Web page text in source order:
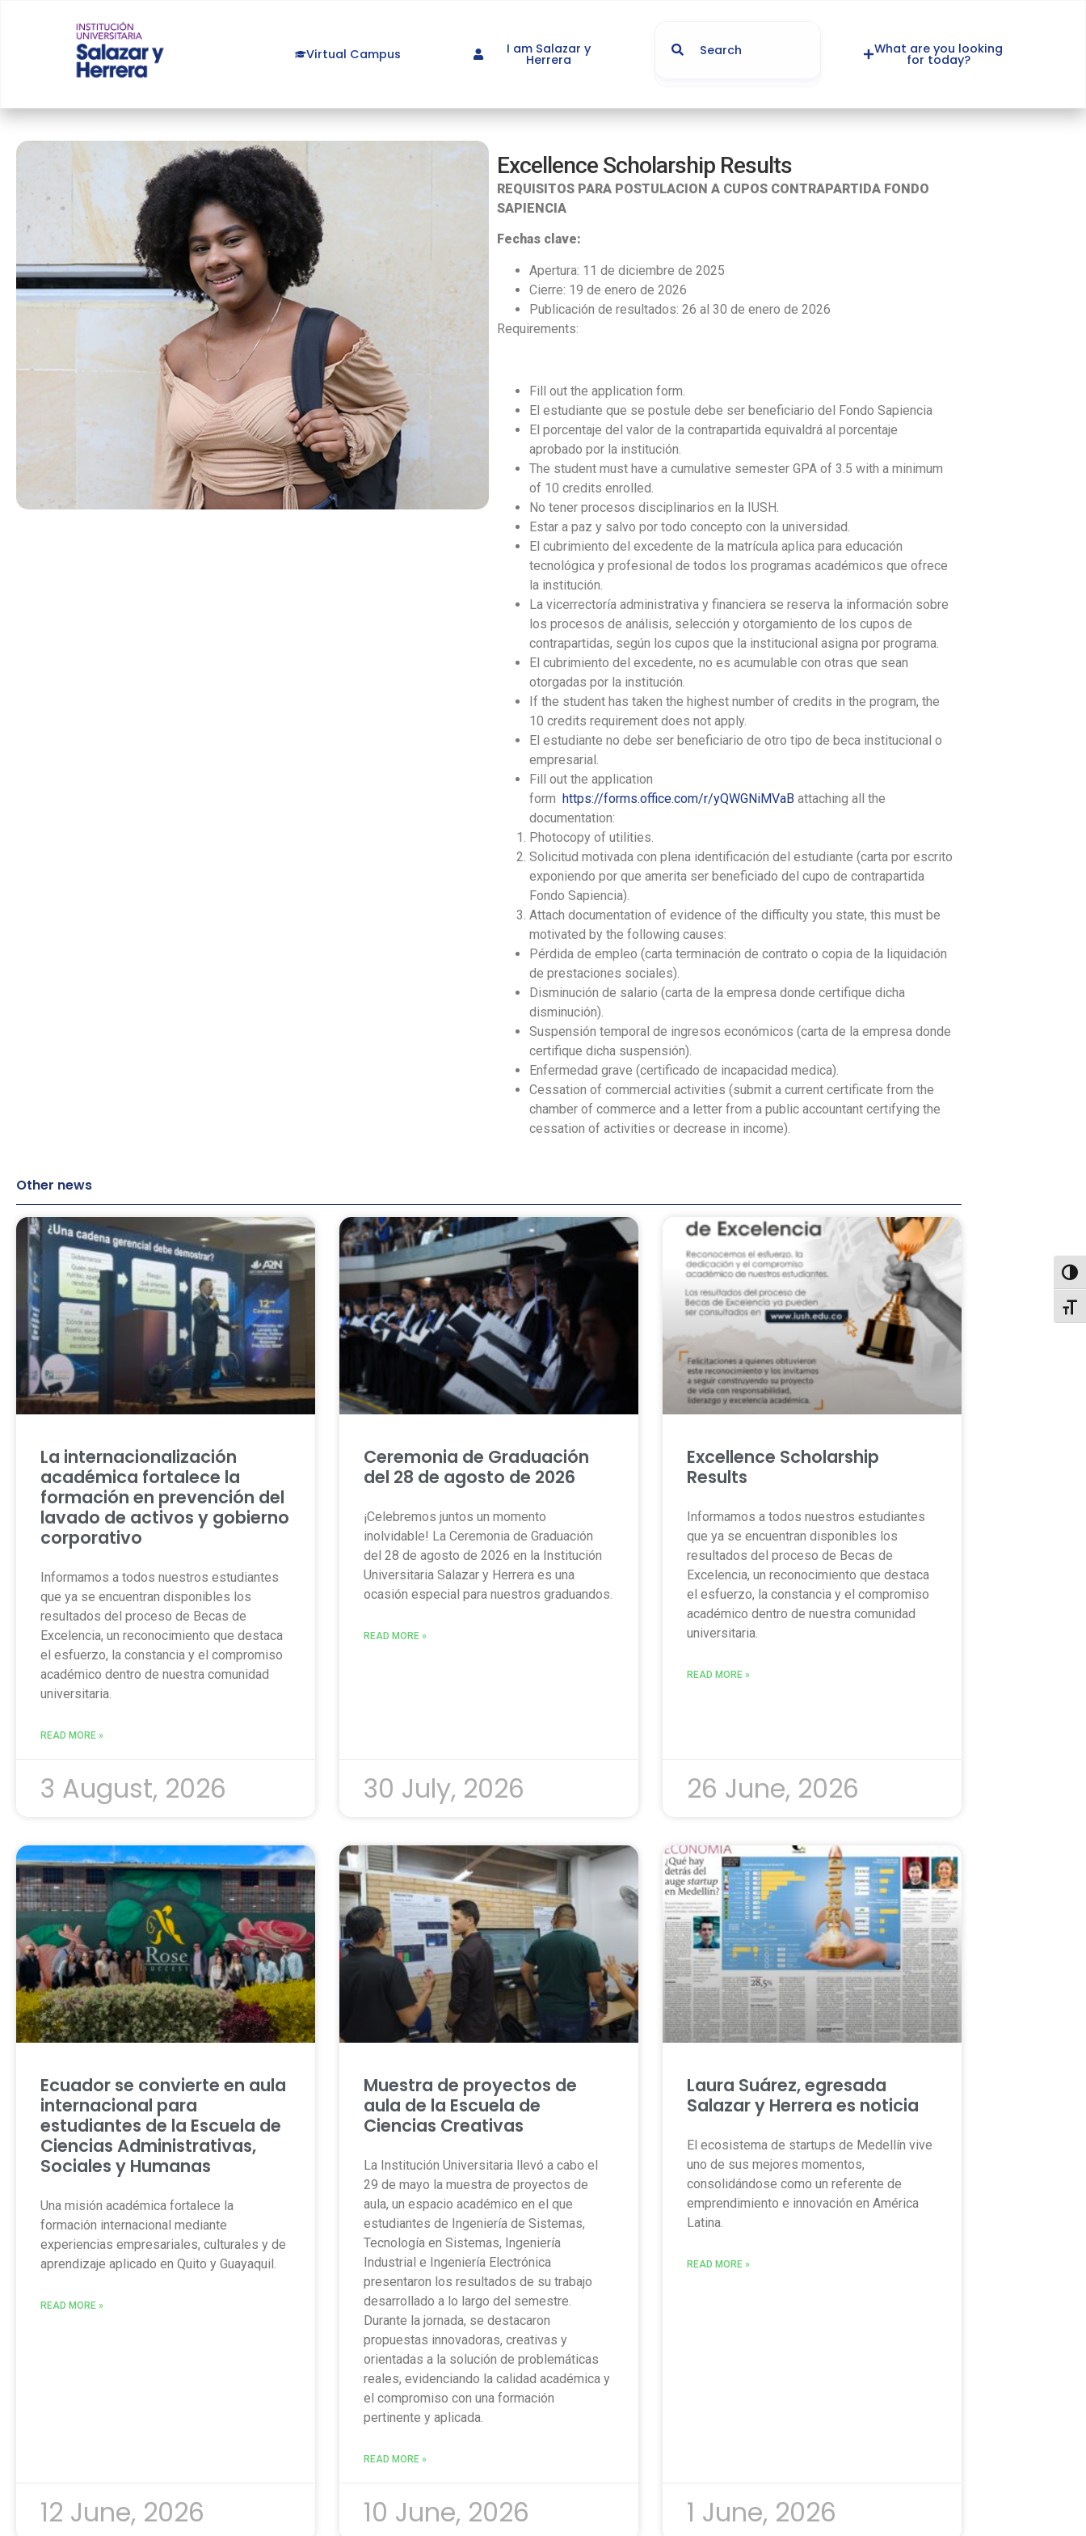
Virtual Campus I am Salazar y
Herrera
What are you looking
for today?
Excellence Scholarship Results
REQUISITOS PARA POSTULACION A CUPOS CONTRAPARTIDA FONDO
SAPIENCIA
Fechas clave:
Apertura: 11 de diciembre de 2025
Cierre: 19 de enero de 2026
Publicación de resultados: 26 al 30 de enero de 2026
Requirements:
Fill out the application form.
El estudiante que se postule debe ser beneficiario del Fondo Sapiencia
El porcentaje del valor de la contrapartida equivaldrá al porcentaje
aprobado por la institución.
The student must have a cumulative semester GPA of 3.5 with a minimum
of 10 credits enrolled.
No tener procesos disciplinarios en la IUSH.
Estar a paz y salvo por todo concepto con la universidad.
El cubrimiento del excedente de la matrícula aplica para educación
tecnológica y profesional de todos los programas académicos que ofrece
la institución.
La vicerrectoría administrativa y financiera se reserva la información sobre
los procesos de análisis, selección y otorgamiento de los cupos de
contrapartidas, según los cupos que la institucional asigna por programa.
El cubrimiento del excedente, no es acumulable con otras que sean
otorgadas por la institución.
If the student has taken the highest number of credits in the program, the
10 credits requirement does not apply.
El estudiante no debe ser beneficiario de otro tipo de beca institucional o
empresarial.
Fill out the application
form https://forms.office.com/r/yQWGNiMVaB attaching all the
documentation:
Photocopy of utilities.
Solicitud motivada con plena identificación del estudiante (carta por escrito
exponiendo por que amerita ser beneficiado del cupo de contrapartida
Fondo Sapiencia).
Attach documentation of evidence of the difficulty you state, this must be
motivated by the following causes:
Pérdida de empleo (carta terminación de contrato o copia de la liquidación
de prestaciones sociales).
Disminución de salario (carta de la empresa donde certifique dicha
disminución).
Suspensión temporal de ingresos económicos (carta de la empresa donde
certifique dicha suspensión).
Enfermedad grave (certificado de incapacidad medica).
Cessation of commercial activities (submit a current certificate from the
chamber of commerce and a letter from a public accountant certifying the
cessation of activities or decrease in income).
Other news
La internacionalización
académica fortalece la
formación en prevención del
lavado de activos y gobierno
corporativo
Informamos a todos nuestros estudiantes
que ya se encuentran disponibles los
resultados del proceso de Becas de
Excelencia, un reconocimiento que destaca
el esfuerzo, la constancia y el compromiso
académico dentro de nuestra comunidad
universitaria.
READ MORE »
3 August, 2026
Ceremonia de Graduación
del 28 de agosto de 2026
¡Celebremos juntos un momento
inolvidable! La Ceremonia de Graduación
del 28 de agosto de 2026 en la Institución
Universitaria Salazar y Herrera es una
ocasión especial para nuestros graduandos.
READ MORE »
30 July, 2026
Excellence Scholarship
Results
Informamos a todos nuestros estudiantes
que ya se encuentran disponibles los
resultados del proceso de Becas de
Excelencia, un reconocimiento que destaca
el esfuerzo, la constancia y el compromiso
académico dentro de nuestra comunidad
universitaria.
READ MORE »
26 June, 2026
Ecuador se convierte en aula
internacional para
estudiantes de la Escuela de
Ciencias Administrativas,
Sociales y Humanas
Una misión académica fortalece la
formación internacional mediante
experiencias empresariales, culturales y de
aprendizaje aplicado en Quito y Guayaquil.
READ MORE »
12 June, 2026
Muestra de proyectos de
aula de la Escuela de
Ciencias Creativas
La Institución Universitaria llevó a cabo el
29 de mayo la muestra de proyectos de
aula, un espacio académico en el que
estudiantes de Ingeniería de Sistemas,
Tecnología en Sistemas, Ingeniería
Industrial e Ingeniería Electrónica
presentaron los resultados de su trabajo
desarrollado a lo largo del semestre.
Durante la jornada, se destacaron
propuestas innovadoras, creativas y
orientadas a la solución de problemáticas
reales, evidenciando la calidad académica y
el compromiso con una formación
pertinente y aplicada.
READ MORE »
10 June, 2026
Laura Suárez, egresada
Salazar y Herrera es noticia
El ecosistema de startups de Medellín vive
uno de sus mejores momentos,
consolidándose como un referente de
emprendimiento e innovación en América
Latina.
READ MORE »
1 June, 2026